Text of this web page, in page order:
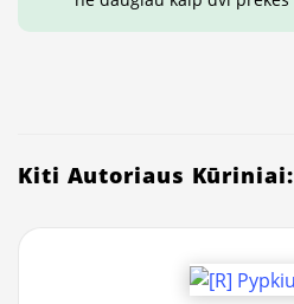
Kiti Autoriaus Kūriniai: